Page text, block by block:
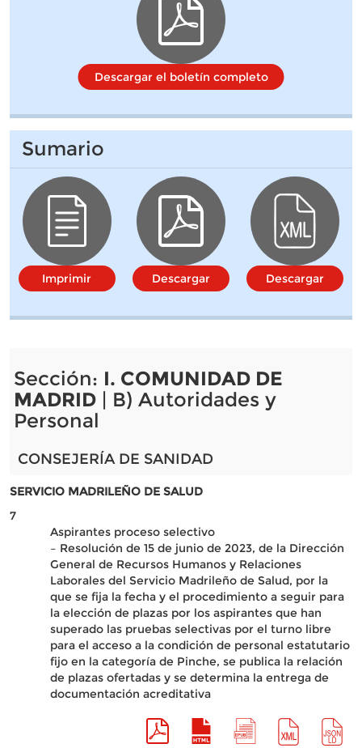
Descargar el boletín completo
Sumario
Imprimir Descargar Descargar
Sección: I. COMUNIDAD DE
MADRID| B) Autoridades y
Personal
CONSEJERÍA DE SANIDAD
SERVICIO MADRILEÑO DE SALUD
7
Aspirantes proceso selectivo
– Resolución de 15 de junio de 2023, de la Dirección
General de Recursos Humanos y Relaciones
Laborales del Servicio Madrileño de Salud, por la
que se fija la fecha y el procedimiento a seguir para
la elección de plazas por los aspirantes que han
superado las pruebas selectivas por el turno libre
para el acceso a la condición de personal estatutario
fijo en la categoría de Pinche, se publica la relación
de plazas ofertadas y se determina la entrega de
documentación acreditativa